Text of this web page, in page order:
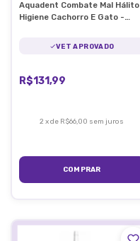
Aquadent Combate Mal Hálito
Higiene Cachorro E Gato -
VET APROVADO
R$131,99
2 xde R$66,00 sem juros